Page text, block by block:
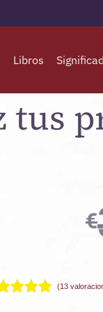
Libros
tus
€
(13